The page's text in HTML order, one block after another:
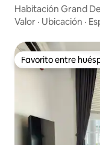
Habitación Grand
Valley
Valor · Ubicación ·
Favorito entre
Favorito entre